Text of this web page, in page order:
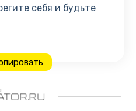
себя и будьте